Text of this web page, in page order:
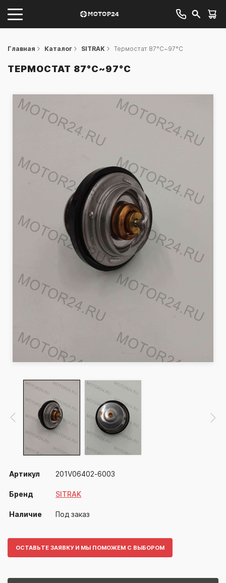
Главная Каталог SITRAK Термостат 87°C~97°C
ТЕРМОСТАТ 87°C~97°C
Артикул 201V06402-6003
Бренд SITRAK
Наличие Под заказ
ОСТАВЬТЕ ЗАЯВКУ И МЫ ПОМОЖЕМ С ВЫБОРОМ